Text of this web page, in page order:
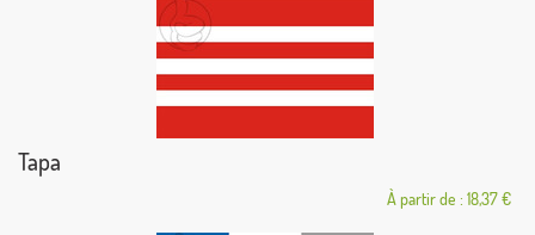
Tapa
À partir de : 18,37 €